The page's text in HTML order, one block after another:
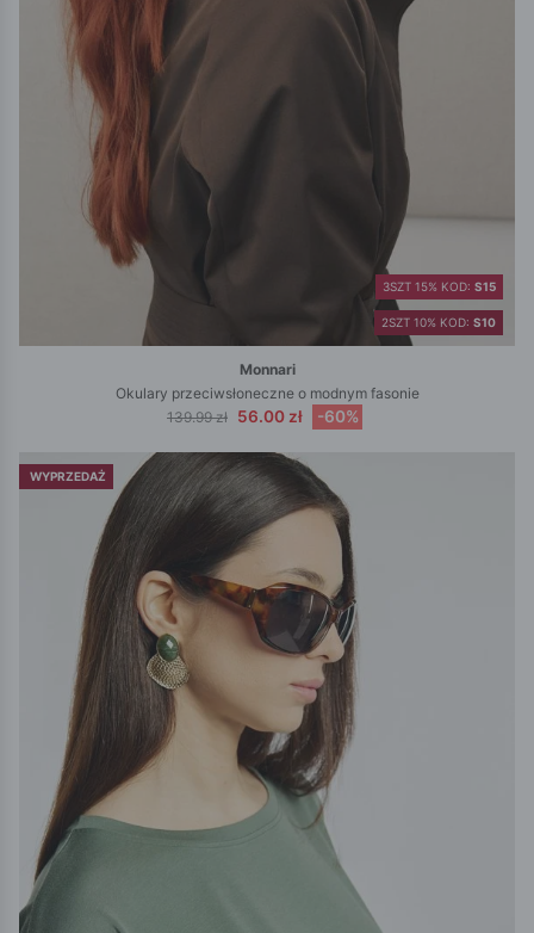
2SZT 10% KOD: S10
3SZT 15% KOD: S15
Monnari
Okulary przeciwsłoneczne o modnym fasonie
139.99 zł 56.00 zł -60%
WYPRZEDAŻ